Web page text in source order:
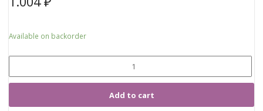
Available on backorder
Add to cart